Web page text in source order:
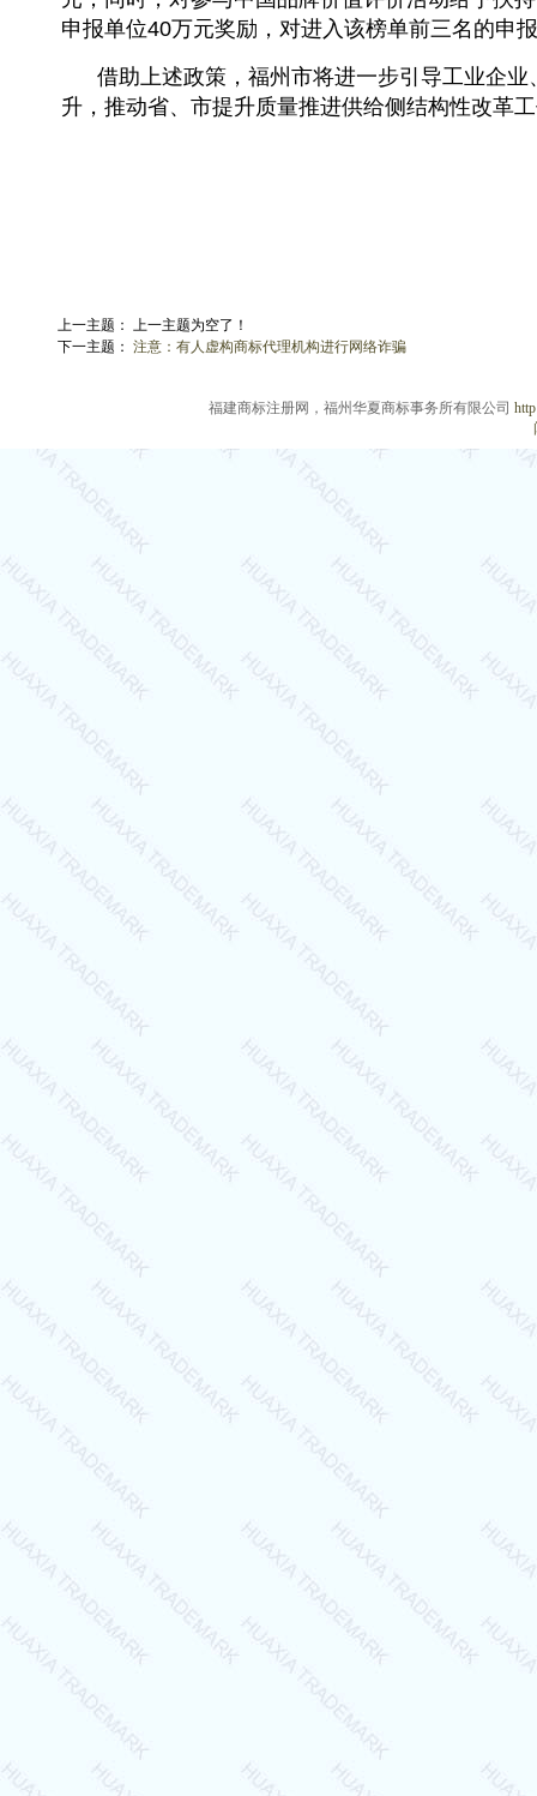
申报单位40万元奖励，对进入该榜单前三名的申
借助上述政策，福州市将进一步引导工业企
升，推动省、市提升质量推进供给侧结构性改革
上一主题： 上一主题为空了！
下一主题： 注意：有人虚构商标代理机构进行网络诈骗
福建商标注册网，福州华夏商标事务所有限公司